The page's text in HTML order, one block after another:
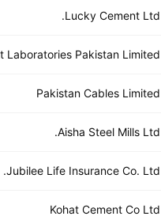
Lucky Cement Ltd.
Laboratories Pakistan Limited
Pakistan Cables Limited
Aisha Steel Mills Ltd.
Jubilee Life Insurance Co. Ltd.
Kohat Cement Co Ltd